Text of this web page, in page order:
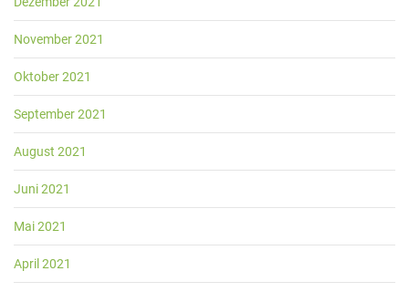
November 2021
Oktober 2021
September 2021
August 2021
Juni 2021
Mai 2021
April 2021